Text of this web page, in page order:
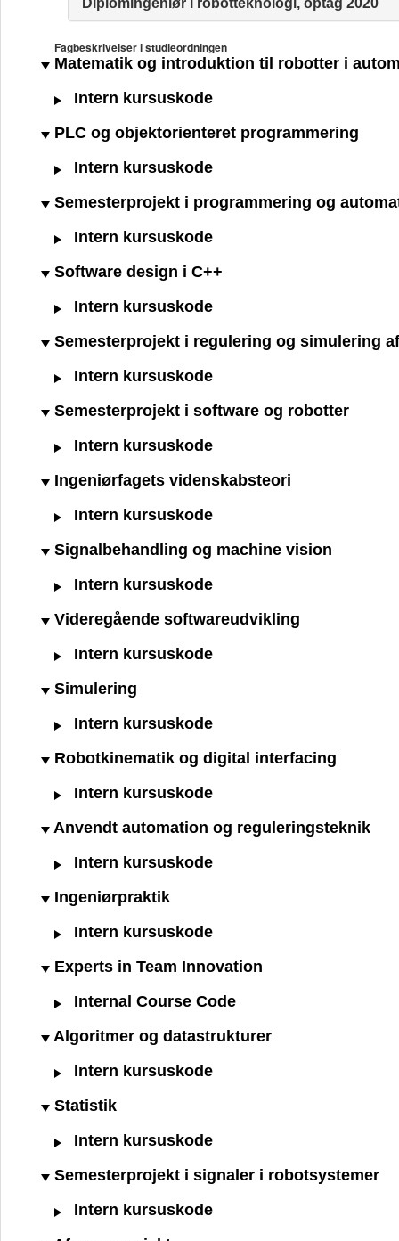
Diplomingeniør i robotteknologi, optag 2020
Fagbeskrivelser i studieordningen
Matematik og introduktion til robotter i
Intern kursuskode
PLC og objektorienteret programmering
Intern kursuskode
Semesterprojekt i programmering og
Intern kursuskode
Software design i C++
Intern kursuskode
Semesterprojekt i regulering og simulering
Intern kursuskode
Semesterprojekt i software og robotter
Intern kursuskode
Ingeniørfagets videnskabsteori
Intern kursuskode
Signalbehandling og machine vision
Intern kursuskode
Videregående softwareudvikling
Intern kursuskode
Simulering
Intern kursuskode
Robotkinematik og digital interfacing
Intern kursuskode
Anvendt automation og reguleringsteknik
Intern kursuskode
Ingeniørpraktik
Intern kursuskode
Experts in Team Innovation
Internal Course Code
Algoritmer og datastrukturer
Intern kursuskode
Statistik
Intern kursuskode
Semesterprojekt i signaler i robotsystemer
Intern kursuskode